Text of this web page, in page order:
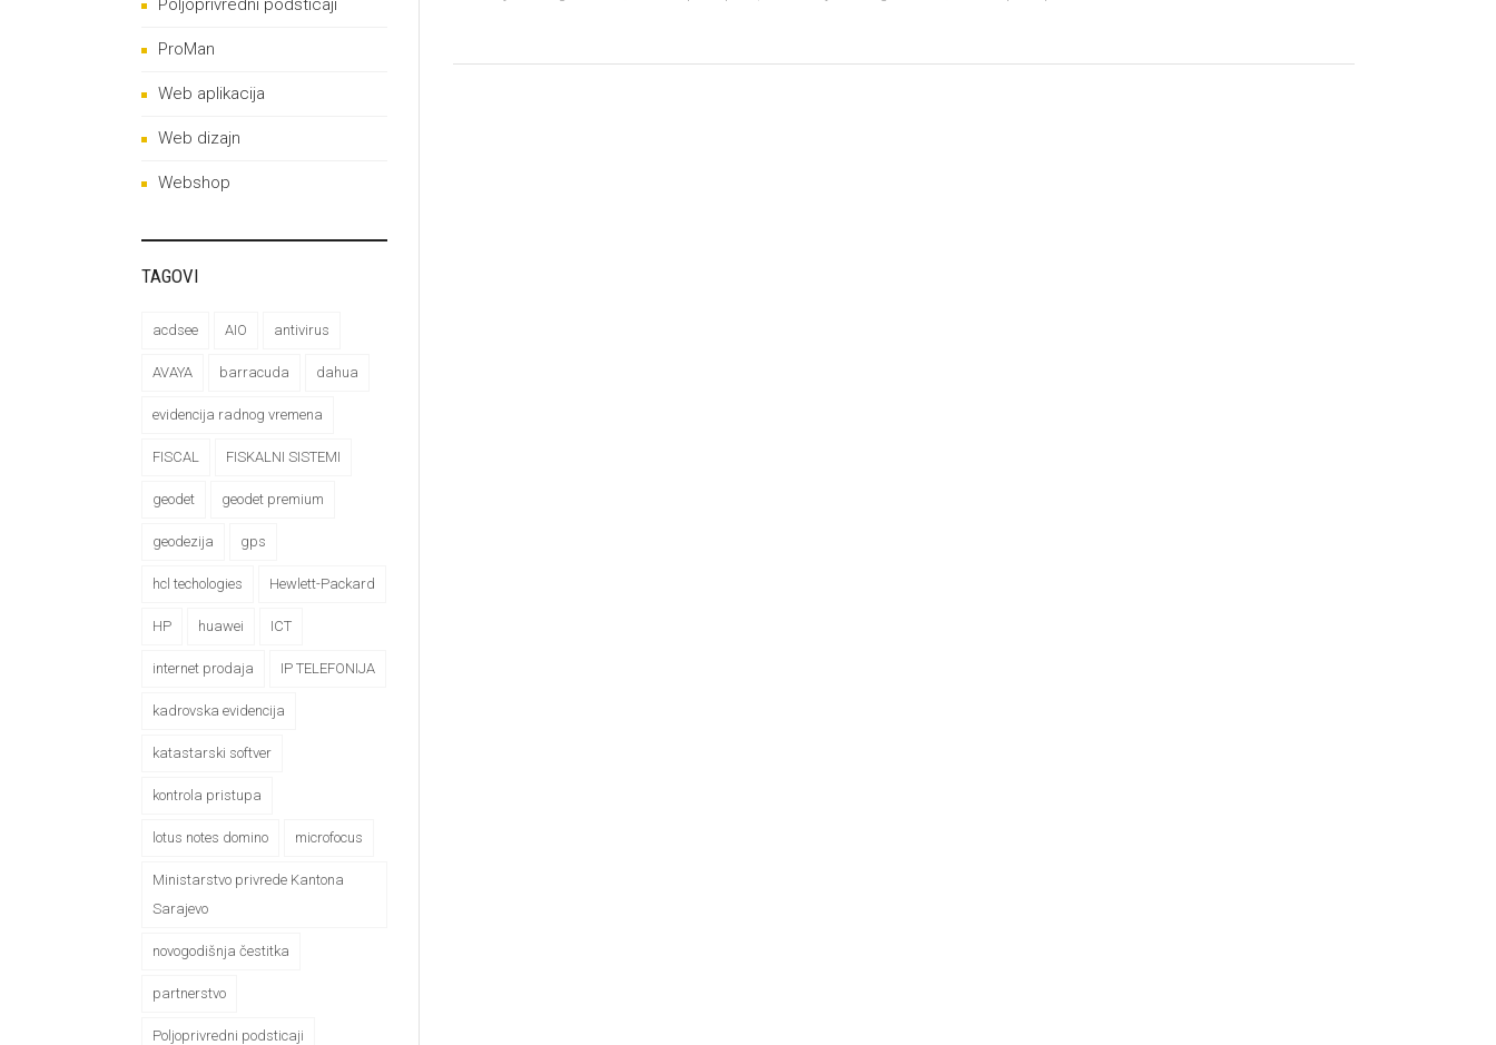
Poljoprivredni podsticaji
ProMan
Web aplikacija
Web dizajn
Webshop
TAGOVI
acdsee AIO antivirus
AVAYA barracuda dahua
evidencija radnog vremena
FISCAL FISKALNI SISTEMI
geodet geodet premium
geodezija gps
hcl techologies Hewlett-Packard
HP huawei ICT
internet prodaja IP TELEFONIJA
kadrovska evidencija
katastarski softver
kontrola pristupa
lotus notes domino microfocus
Ministarstvo privrede Kantona
Sarajevo
novogodišnja čestitka
partnerstvo
Poljoprivredni podsticaji